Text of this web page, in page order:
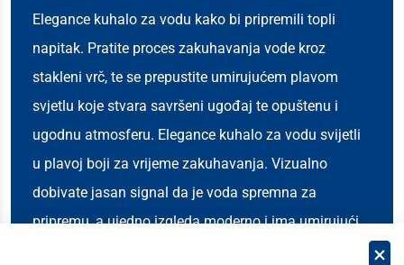
Elegance kuhalo za vodu kako bi pripremili topli
napitak. Pratite proces zakuhavanja vode kroz
stakleni vrč, te se prepustite umirujućem plavom
svjetlu koje stvara savršeni ugođaj te opuštenu i
ugodnu atmosferu. Elegance kuhalo za vodu svijetli
u plavoj boji za vrijeme zakuhavanja. Vizualno
dobivate jasan signal da je voda spremna za
pripremu, a ujedno izgleda moderno i ima umirujući